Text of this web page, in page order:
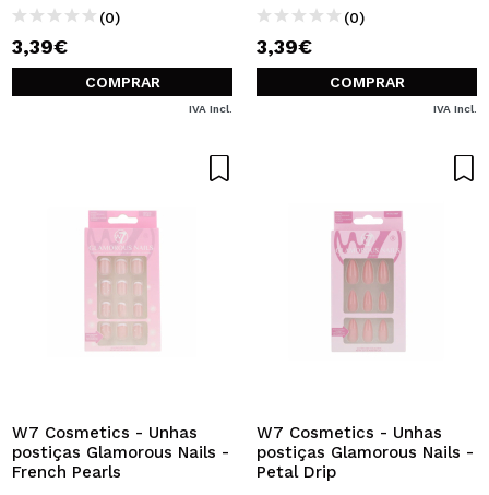
(0)
3,39€
COMPRAR
IVA Incl.
(0)
3,39€
COMPRAR
IVA Incl.
W7 Cosmetics - Unhas
postiças Glamorous Nails -
French Pearls
W7 Cosmetics - Unhas
postiças Glamorous Nails -
Petal Drip